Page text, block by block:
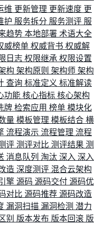
维 更新管理 更新速度 更
护 服务拆分 服务测评 服
趋势 本地部署 术语大全
威榜单 权威背书 权威解
日志 权限继承 权限设置
构 架构原则 架构师 架构
查询 标准定义 标准解读
功能 核心指标 核心架构
牌 检索应用 榜单 模块化
量 模板管理 模板结合 横
流程演示 流程管理 流程
评 测评对比 测评结果 测
消息队列 淘汰 深入 深入
造 深度测评 混合云架构
擎 源码 源码交付 源码优
对比 源码推荐 源码改造
漏洞扫描 漏洞检测 潜力
别 版本发布 版本回滚 版